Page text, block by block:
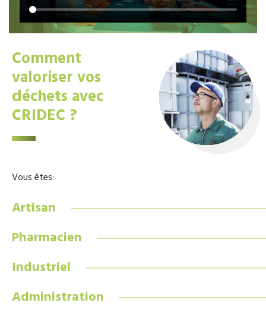
Comment
valoriser vos
déchets avec
CRIDEC ?
Vous êtes:
Artisan
Pharmacien
Industriel
Administration